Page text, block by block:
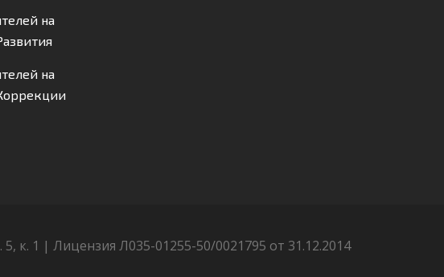
на
на
к. 1 | Лицензия Л035-01255-50/0021795 от 31.12.2014